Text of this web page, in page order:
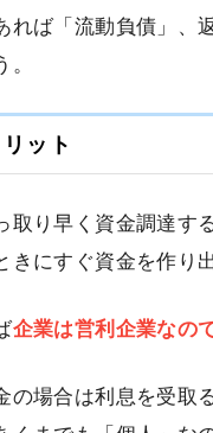
れば「流動負債」、
ット
取り早く資金調達す
きにすぐ資金を作り
企業は営利企業なの
の場合は利息を受取